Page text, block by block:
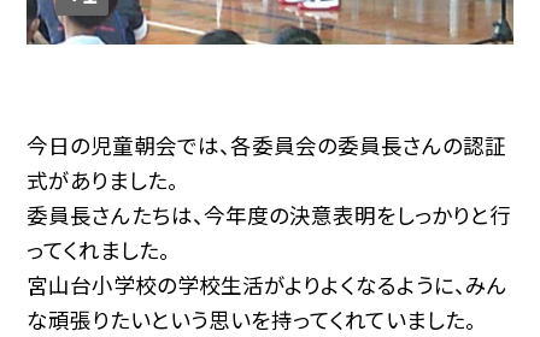
今日の児童朝会では、各委員会の委員長さんの認証
式がありました。
委員長さんたちは、今年度の決意表明をしっかりと行
ってくれました。
宮山台小学校の学校生活がよりよくなるように、みん
な頑張りたいという思いを持ってくれていました。